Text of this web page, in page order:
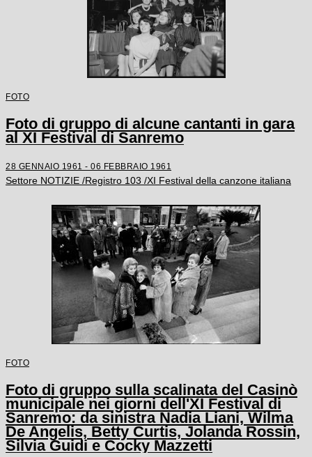
FOTO
Foto di gruppo di alcune cantanti in gara
al XI Festival di Sanremo
28 GENNAIO 1961 - 06 FEBBRAIO 1961
Settore NOTIZIE /Registro 103 /XI Festival della canzone italiana
FOTO
Foto di gruppo sulla scalinata del Casinò
municipale nei giorni dell'XI Festival di
Sanremo: da sinistra Nadia Liani, Wilma
De Angelis, Betty Curtis, Jolanda Rossin,
Silvia Guidi e Cocky Mazzetti